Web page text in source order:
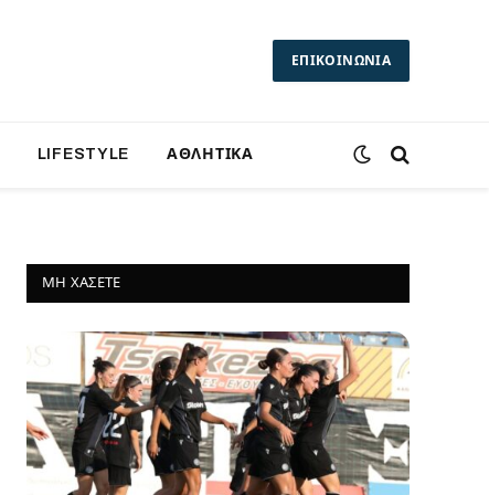
ΕΠΙΚΟΙΝΩΝΙΑ
LIFESTYLE ΑΘΛΗΤΙΚΑ
ΜΗ ΧΆΣΕΤΕ